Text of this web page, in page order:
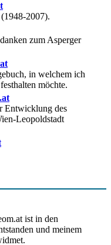
2007).
zum Asperger
in welchem ich
möchte.
Entwicklung des
Leopoldstadt
ist in den
und meinem